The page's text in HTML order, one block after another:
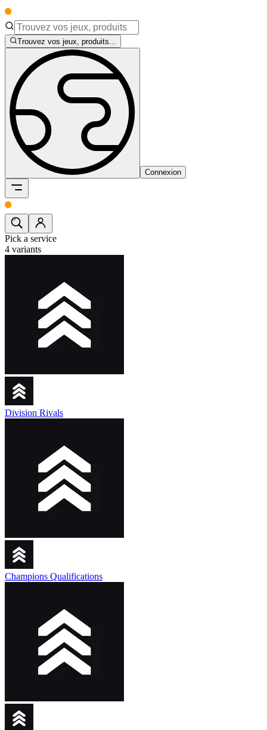
Trouvez vos jeux, produits...
Connexion
Pick a service
4 variants
Division Rivals
Champions Qualifications